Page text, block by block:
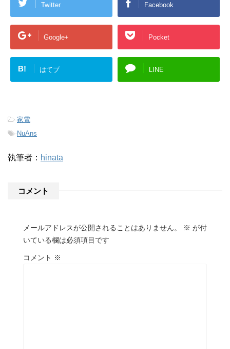
Twitter Facebook
Google+ Pocket
B! はてブ LINE
-家電
-NuAns
執筆者： hinata
コメント
メールアドレスが公開されることはありません。 ※ が付
いている欄は必須項目です
コメント ※